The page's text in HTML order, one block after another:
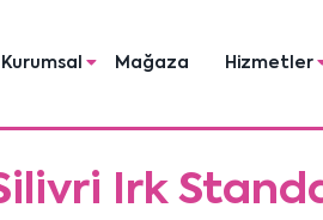
Kurumsal Mağaza Hizmetler
Irk